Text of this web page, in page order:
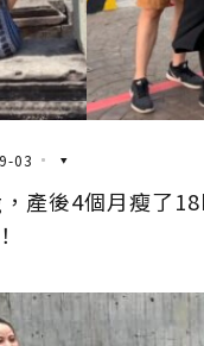
03
產後4個月瘦了